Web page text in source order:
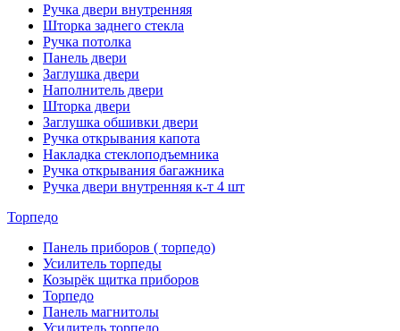
Ручка двери внутренняя
Шторка заднего стекла
Ручка потолка
Панель двери
Заглушка двери
Наполнитель двери
Шторка двери
Заглушка обшивки двери
Ручка открывания капота
Накладка стеклоподъемника
Ручка открывания багажника
Ручка двери внутренняя к-т 4 шт
Торпедо
Панель приборов ( торпедо)
Усилитель торпеды
Козырёк щитка приборов
Торпедо
Панель магнитолы
Усилитель торпедо